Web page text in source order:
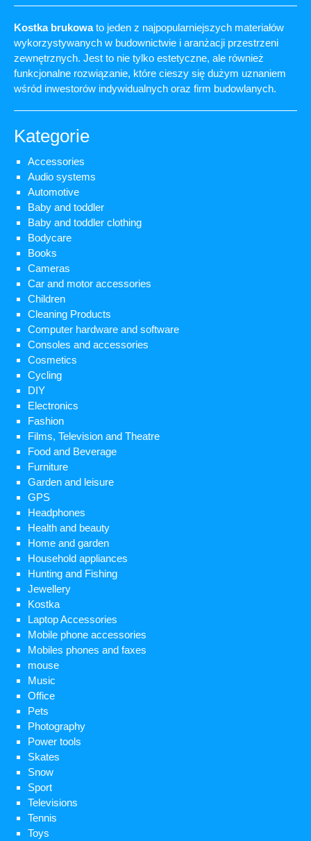
Kostka brukowato jeden z najpopularniejszych materiałów
wykorzystywanych w budownictwie i aranżacji przestrzeni
zewnętrznych. Jest to nie tylko estetyczne, ale również
funkcjonalne rozwiązanie, które cieszy się dużym uznaniem
wśród inwestorów indywidualnych oraz firm budowlanych.
Kategorie
Accessories
Audio systems
Automotive
Baby and toddler
Baby and toddler clothing
Bodycare
Books
Cameras
Car and motor accessories
Children
Cleaning Products
Computer hardware and software
Consoles and accessories
Cosmetics
Cycling
DIY
Electronics
Fashion
Films, Television and Theatre
Food and Beverage
Furniture
Garden and leisure
GPS
Headphones
Health and beauty
Home and garden
Household appliances
Hunting and Fishing
Jewellery
Kostka
Laptop Accessories
Mobile phone accessories
Mobiles phones and faxes
mouse
Music
Office
Pets
Photography
Power tools
Skates
Snow
Sport
Televisions
Tennis
Toys